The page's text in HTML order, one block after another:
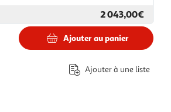
2 043,00€
Ajouter au panier
Ajouter à une liste